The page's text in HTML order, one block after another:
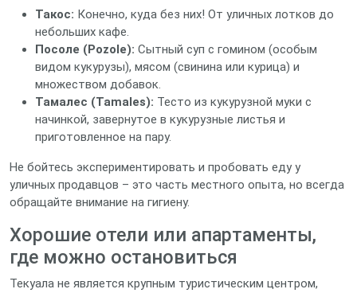
Такос: Конечно, куда без них! От уличных лотков до
небольших кафе.
Посоле (Pozole): Сытный суп с гомином (особым
видом кукурузы), мясом (свинина или курица) и
множеством добавок.
Тамалес (Tamales): Тесто из кукурузной муки с
начинкой, завернутое в кукурузные листья и
приготовленное на пару.
Не бойтесь экспериментировать и пробовать еду у
уличных продавцов – это часть местного опыта, но всегда
обращайте внимание на гигиену.
Хорошие отели или апартаменты,
где можно остановиться
Текуала не является крупным туристическим центром,